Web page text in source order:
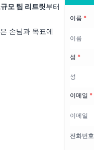
모 팀 리트릿부터
손님과 목표에
이름 *
성 *
이메일 *
전화번호